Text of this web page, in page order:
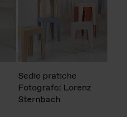
Sedie pratiche
Fotografo: Lorenz
Sternbach